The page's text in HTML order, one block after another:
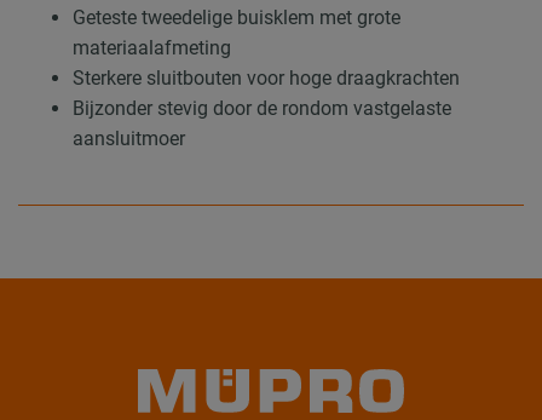
Geteste tweedelige buisklem met grote
materiaalafmeting
Sterkere sluitbouten voor hoge draagkrachten
Bijzonder stevig door de rondom vastgelaste
aansluitmoer